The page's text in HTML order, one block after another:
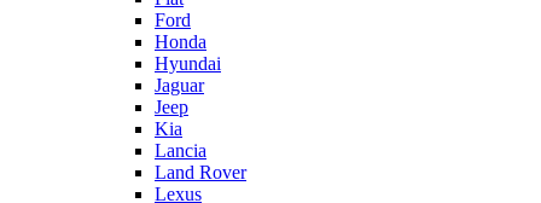
Ford
Honda
Hyundai
Jaguar
Jeep
Kia
Lancia
Land Rover
Lexus